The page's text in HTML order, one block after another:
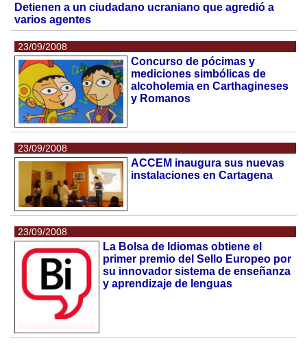
Detienen a un ciudadano ucraniano que agredió a
varios agentes
23/09/2008
Concurso de pócimas y
mediciones simbólicas de
alcoholemia en Carthagineses
y Romanos
23/09/2008
ACCEM inaugura sus nuevas
instalaciones en Cartagena
23/09/2008
La Bolsa de Idiomas obtiene el
primer premio del Sello Europeo por
su innovador sistema de enseñanza
y aprendizaje de lenguas